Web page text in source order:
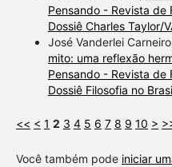
Pensando - Revista de
Dossiê Charles Taylor/
José Vanderlei
mito: uma reflexão
Pensando - Revista de
Dossiê Filosofia no
<< < 1 2 3 4 5 6 7 8 9 10 >
Você também pode iniciar